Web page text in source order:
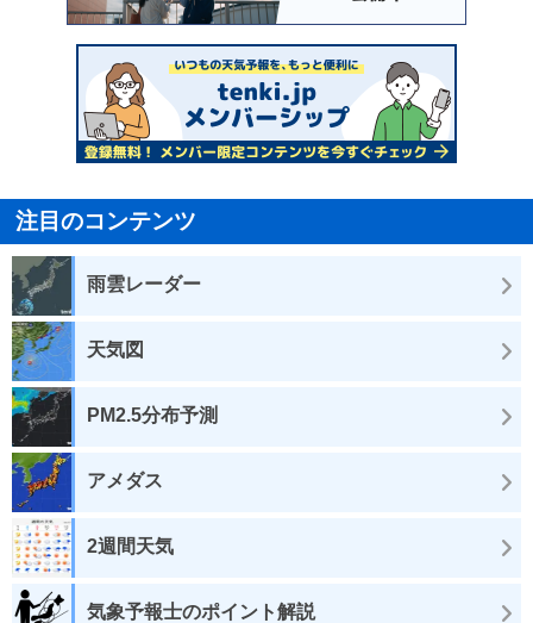
注目のコンテンツ
雨雲レーダー
天気図
PM2.5分布予測
アメダス
2週間天気
気象予報士のポイント解説